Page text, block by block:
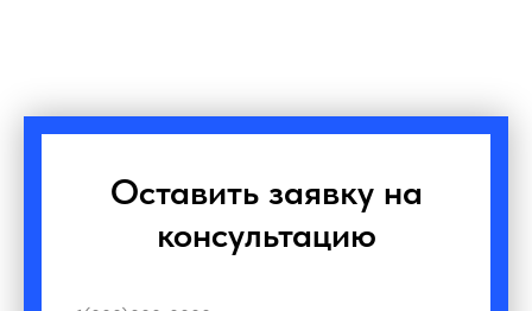
Оставить заявку на
консультацию